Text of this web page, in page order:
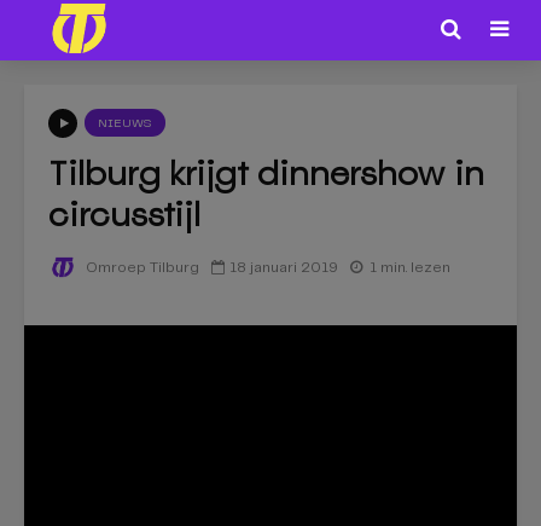
NIEUWS
Tilburg krijgt dinnershow in
circusstijl
Omroep Tilburg 18 januari 2019 1 min. lezen